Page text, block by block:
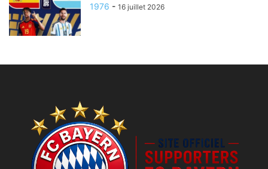
1976 - 16 juillet 2026